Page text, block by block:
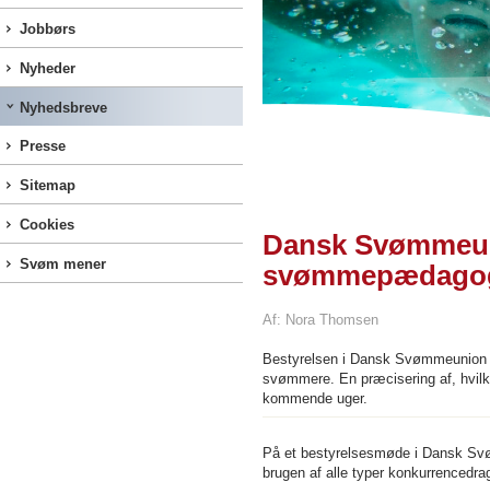
Jobbørs
Nyheder
Nyhedsbreve
Presse
Sitemap
Cookies
Svøm mener
Dansk
Af: Nora Thomsen
Bestyrelsen i Dansk
svømmere. En præcisering af,
kommende uger.
På et bestyrelsesmøde i Dansk
brugen af alle typer